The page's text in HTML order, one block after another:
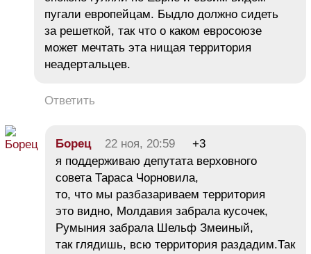
пугали европейцам. Быдло должно сидеть
за решеткой, так что о каком евросоюзе
может мечтать эта нищая территория
неадертальцев.
Ответить
Борец 22 ноя, 20:59
+3
я поддерживаю депутата верховного
совета Тараса Чорновила,
то, что мы разбазариваем территория
это видно, Молдавия забрала кусочек,
Румыния забрала Шельф Змеиный,
так глядишь, всю территория раздадим.Так